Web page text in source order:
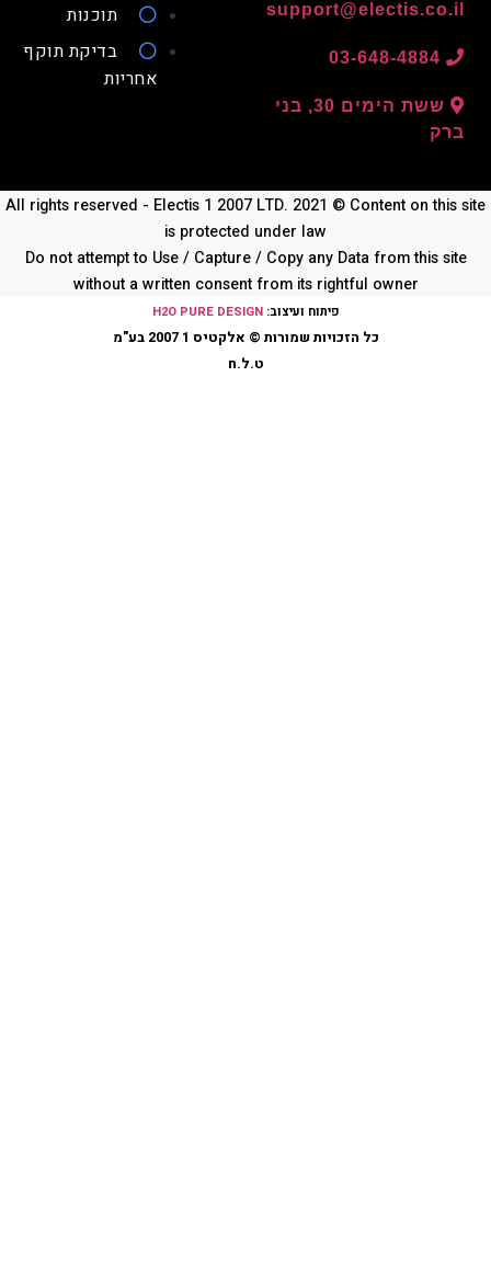
ששת הימים 30, בני
בדיקת תוקף
All rights reserved - Electis 1 2007 LTD. 2021
is protected under law
Do not attempt to Use / Capture / Copy any
without a written consent from its
H2O PURE DESIGN
שמורות © אלקטיס 1 2007 בע"מ